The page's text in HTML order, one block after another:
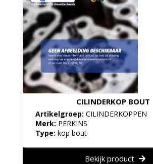
CILINDERKOP BOUT
Artikelgroep: CILINDERKOPPEN
Merk: PERKINS
Type: kop bout
Bekijk product